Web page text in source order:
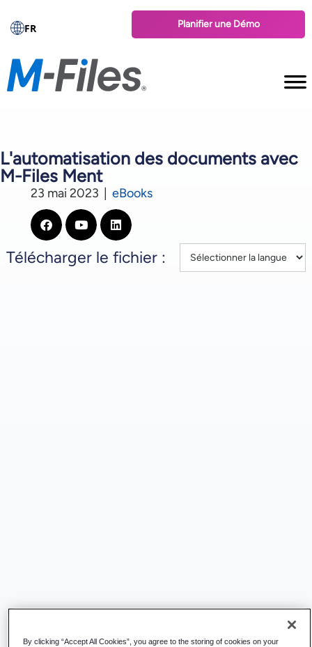
FR Planifier une Démo
L'automatisation des documents avec
M-Files Ment
23 mai 2023 eBooks
Télécharger le fichier :
By clicking “Accept All Cookies”, you agree to the storing of cookies on your